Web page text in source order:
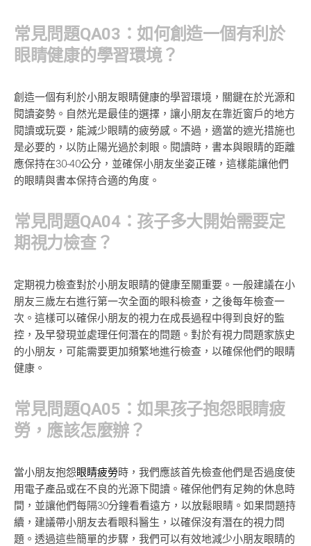
常見問題QA03：如何創造一個有利於
眼睛健康的學習環境？
創造一個有利於小朋友眼睛健康的學習環境，關鍵在於光源和
閱讀姿勢。自然光是最佳的選擇，讓小朋友在靠近窗戶的地方
閱讀或玩耍，能減少眼睛的疲勞感。不過，適當的遮光措施也
是必要的，以防止陽光過於刺眼。閱讀時，書本與眼睛的距離
應保持在30-40公分，並確保小朋友坐姿正確，這樣能讓他們
的眼睛與書本保持合適的角度。
常見問題QA04：孩子多大開始需要定
期視力檢查？
定期視力檢查對於小朋友眼睛的健康至關重要。一般建議在小
朋友三歲左右進行第一次全面的眼科檢查，之後每年檢查一
次。這樣可以確保小朋友的視力在成長過程中得到良好的監
控，及早發現並處理任何潛在的問題。對於有視力問題家族史
的小朋友，可能需要更加頻繁地進行檢查，以確保他們的眼睛
健康。
常見問題QA05：如果孩子抱怨眼睛疲
勞，應該怎麼辦？
當小朋友抱怨眼睛疲勞時，我們應該首先檢查他們是否過度使
用電子產品或在不良的光源下閱讀。確保他們有足夠的休息時
間，並讓他們每隔30分鐘看看遠方，以放鬆眼睛。如果問題持
續，建議帶小朋友去看眼科醫生，以確保沒有潛在的視力問
題。透過這些簡單的步驟，我們可以有效地減少小朋友眼睛的